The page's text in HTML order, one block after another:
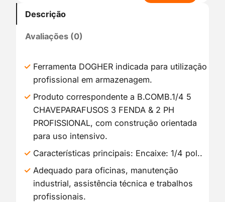
R
E
P
M
Ç
Descrição
Avaliações (0)
Ferramenta DOGHER indicada para utilização
profissional em armazenagem.
Produto correspondente a B.COMB.1/4 5
CHAVEPARAFUSOS 3 FENDA & 2 PH
PROFISSIONAL, com construção orientada
para uso intensivo.
Características principais: Encaixe: 1/4 pol..
Adequado para oficinas, manutenção
industrial, assistência técnica e trabalhos
profissionais.